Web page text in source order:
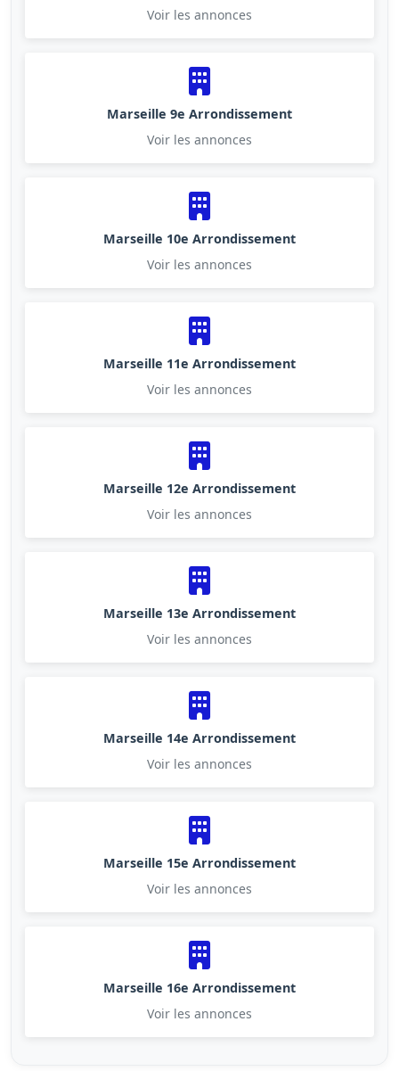
Voir les annonces
Marseille 9e Arrondissement
Voir les annonces
Marseille 10e Arrondissement
Voir les annonces
Marseille 11e Arrondissement
Voir les annonces
Marseille 12e Arrondissement
Voir les annonces
Marseille 13e Arrondissement
Voir les annonces
Marseille 14e Arrondissement
Voir les annonces
Marseille 15e Arrondissement
Voir les annonces
Marseille 16e Arrondissement
Voir les annonces